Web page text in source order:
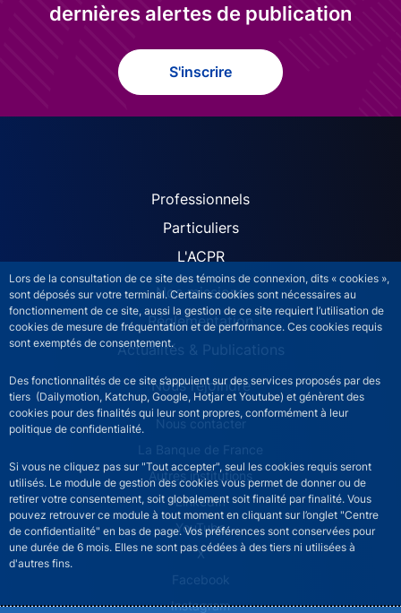
Lors de la consultation de ce site des témoins de connexion, dits « cookies »,
sont déposés sur votre terminal. Certains cookies sont nécessaires au
fonctionnement de ce site, aussi la gestion de ce site requiert l’utilisation de
cookies de mesure de fréquentation et de performance. Ces cookies requis
sont exemptés de consentement.
Des fonctionnalités de ce site s’appuient sur des services proposés par des
tiers (Dailymotion, Katchup, Google, Hotjar et Youtube) et génèrent des
cookies pour des finalités qui leur sont propres, conformément à leur
politique de confidentialité.
Si vous ne cliquez pas sur "Tout accepter", seul les cookies requis seront
utilisés. Le module de gestion des cookies vous permet de donner ou de
retirer votre consentement, soit globalement soit finalité par finalité. Vous
pouvez retrouver ce module à tout moment en cliquant sur l’onglet "Centre
de confidentialité" en bas de page. Vos préférences sont conservées pour
une durée de 6 mois. Elles ne sont pas cédées à des tiers ni utilisées à
d'autres fins.
dernières alertes de publication
S'inscrire
ACPR site navigation
Professionnels
Particuliers
L'ACPR
Nos missions
Réglementation
Actualités & Publications
Nous rejoindre
ACPR footer secondary menu (French)
Nous contacter
La Banque de France
Autres institutions
LinkedIn
YouTube
X
Facebook
Instagram